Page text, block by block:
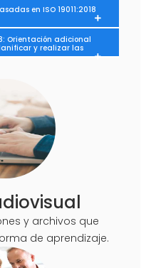
en ISO 19011:2018
Orientación adicional
y realizar las
y archivos que
de aprendizaje.